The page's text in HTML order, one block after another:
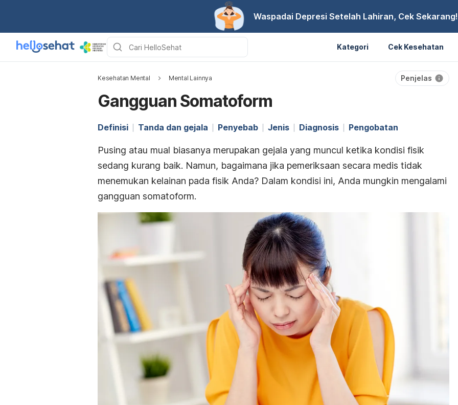
Waspadai Depresi Setelah Lahiran, Cek Sekarang!
Kategori Cek Kesehatan
Kesehatan Mental Mental Lainnya Penjelas
Gangguan Somatoform
Definisi Tanda dan gejala Penyebab Jenis Diagnosis Pengobatan
Pusing atau mual biasanya merupakan gejala yang muncul ketika kondisi fisik
sedang kurang baik. Namun, bagaimana jika pemeriksaan secara medis tidak
menemukan kelainan pada fisik Anda? Dalam kondisi ini, Anda mungkin mengalami
gangguan somatoform.